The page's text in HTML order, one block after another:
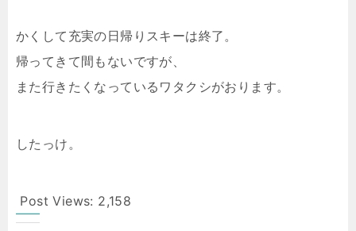
かくして充実の日帰りスキーは終了。
帰ってきて間もないですが、
また行きたくなっているワタクシがおります。
したっけ。
Post Views: 2,158